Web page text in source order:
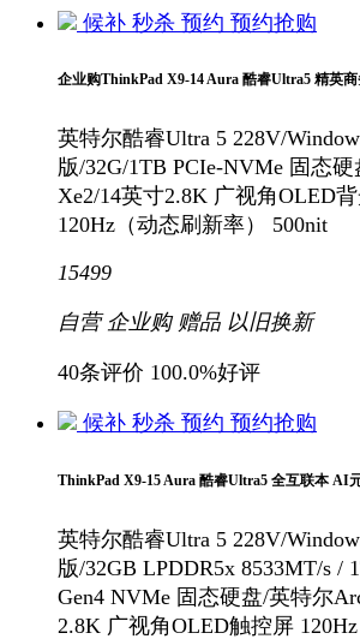
候补 秒杀 预约 预约抢购
企业购ThinkPad X9-14 Aura 酷睿Ultra5 精英
英特尔酷睿Ultra 5 228V/
版/32G/1TB PCIe-NVMe 固态
Xe2/14英寸2.8K 广视角OLED
120Hz（动态刷新率） 500nit
15499
自营 企业购 赠品 以旧换新
40条评价 100.0%好评
候补 秒杀 预约 预约抢购
ThinkPad X9-15 Aura 酷睿Ultra5 全互联本 AI
英特尔酷睿Ultra 5 228V/
版/32GB LPDDR5x 8533MT/s /
Gen4 NVMe 固态硬盘/英特尔
2.8K 广视角OLED触控屏